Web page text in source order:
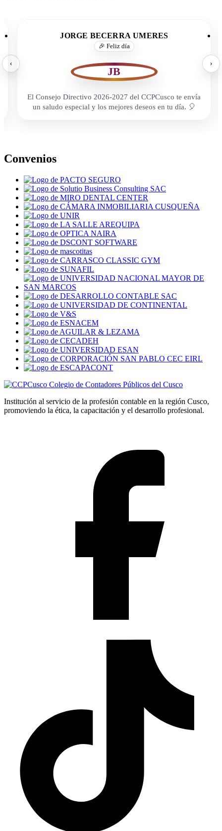
‹
JORGE BECERRA UMERES
🎉 Feliz día
JB
El Consejo Directivo 2026-2027 del CCPCusco te envía
un saludo especial y los mejores deseos en tu día. 🎈
›
Convenios
Colegio de Contadores Públicos del Cusco
Institución al servicio de la profesión contable en la región Cusco,
promoviendo la ética, la capacitación y el desarrollo profesional.